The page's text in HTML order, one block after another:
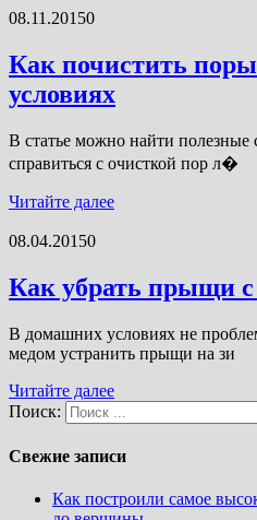
08.11.20150
Как почистить
условиях
В статье можно найти полезные
справиться с очисткой пор л�
Читайте далее
08.04.20150
Как убрать прыщи
В домашних условиях не
медом устранить прыщи на зи
Читайте далее
Поиск:
Свежие записи
Как построили самое